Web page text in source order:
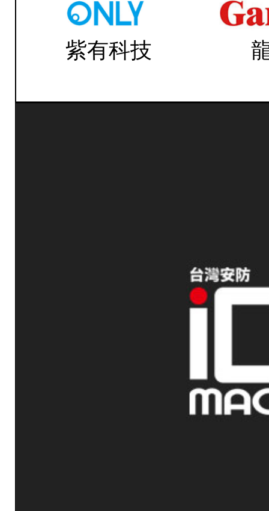
紫有科技